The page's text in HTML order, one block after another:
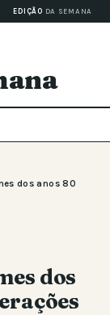
EDIÇÃO DA SEMANA
dos anos 80
dos